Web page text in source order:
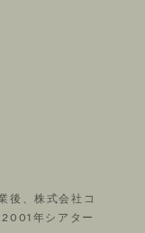
後、株式会社コ
年シアター